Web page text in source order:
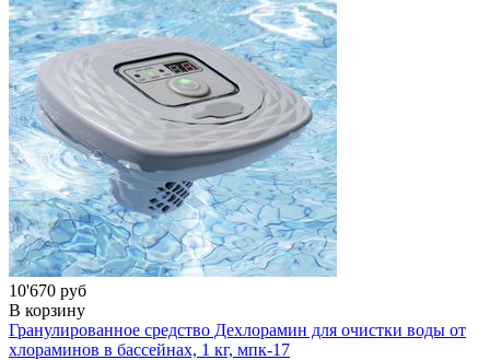
10'670 руб
В корзину
Гранулированное средство Дехлорамин для очистки воды от
хлораминов в бассейнах, 1 кг, мпк-17